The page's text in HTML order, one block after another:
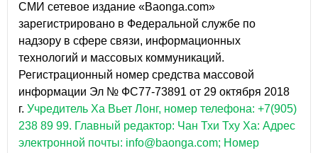
СМИ сетевое издание «Baonga.com»
зарегистрировано в Федеральной службе по
надзору в сфере связи, информационных
технологий и массовых коммуникаций.
Регистрационный номер средства массовой
информации Эл № ФС77-73891 от 29 октября 2018
г. Учредитель Ха Вьет Лонг, номер телефона: +7(905)
238 89 99. Главный редактор: Чан Тхи Тху Ха: Адрес
электронной почты: info@baonga.com; Номер